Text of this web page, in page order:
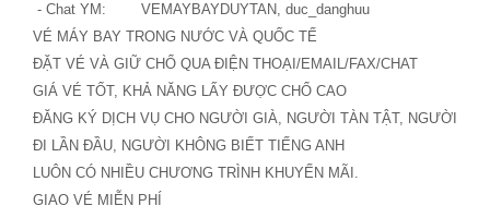
- Chat YM: VEMAYBAYDUYTAN, duc_danghuu
VÉ MÁY BAY TRONG NƯỚC VÀ QUỐC TẾ
ÐẶT VÉ VÀ GIỮ CHỔ QUA ÐIỆN THOẠI/EMAIL/FAX/CHAT
GIÁ VÉ TỐT, KHẢ NĂNG LẤY ÐƯỢC CHỔ CAO
ÐĂNG KÝ DỊCH VỤ CHO NGƯỜI GIÀ, NGƯỜI TÀN TẬT, NGƯỜI
ÐI LẦN ÐẦU, NGƯỜI KHÔNG BIẾT TIẾNG ANH
LUÔN CÓ NHIỀU CHƯƠNG TRÌNH KHUYẾN MÃI.
GIAO VÉ MIỄN PHÍ